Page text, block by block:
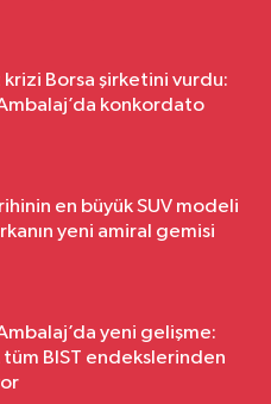
Borsa şirketini vurdu:
konkordato
en büyük SUV modeli
yeni amiral gemisi
yeni gelişme:
tüm BIST endekslerinden